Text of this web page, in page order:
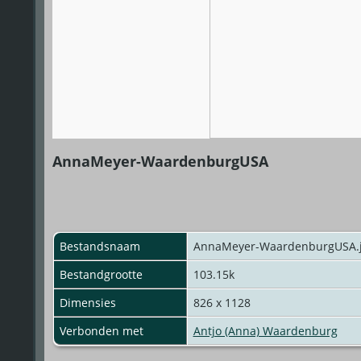
AnnaMeyer-WaardenburgUSA
Bestandsnaam
AnnaMeyer-
Bestandgrootte
103.15k
Dimensies
826 x 1128
Verbonden met
Antjo (Anna) Waardenburg